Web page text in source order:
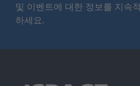
및 이벤트에 대한 정보를 지속
하세요.